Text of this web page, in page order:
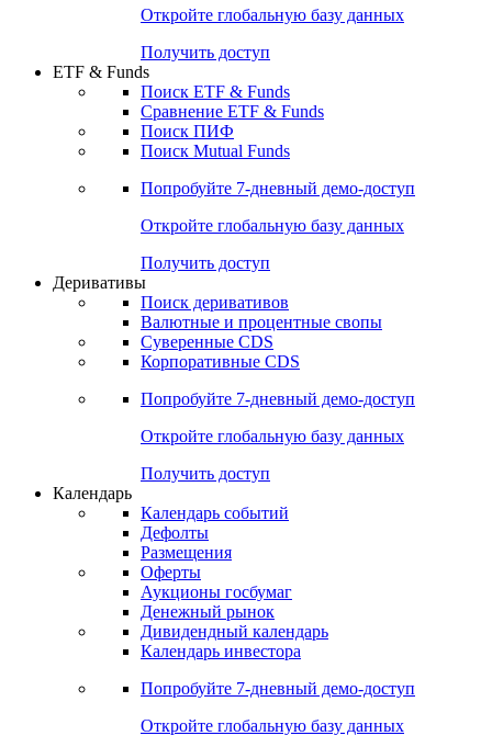
Поиск кредитов
Попробуйте7-дневный
Откройте глобальную базу данных
Получить доступ
ETF & Funds
Сравнение ETF & Funds
Поиск Mutual Funds
Попробуйте7-дневный
Откройте глобальную базу данных
Получить доступ
Деривативы
Валютные и процентные свопы
Корпоративные CDS
Попробуйте7-дневный
Откройте глобальную базу данных
Получить доступ
Календарь
Календарь событий
Дефолты
Размещения
Оферты
Денежный рынок
Календарь инвестора